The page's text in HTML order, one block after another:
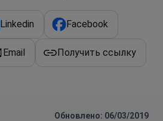
Linkedin Facebook
Email Получить ссылку
Обновлено: 06/03/2019